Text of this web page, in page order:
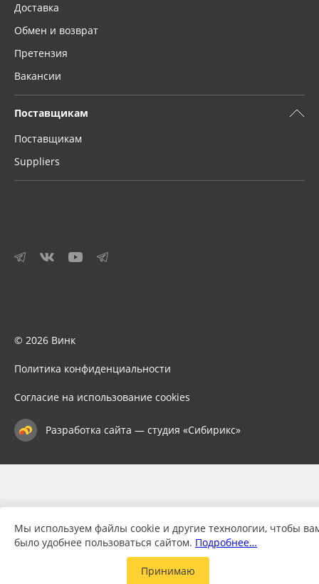
Доставка
Обмен и возврат
Претензия
Вакансии
Поставщикам
Поставщикам
Suppliers
© 2026 Винк
Политика конфиденциальности
Согласие на использование cookies
Разработка сайта — студия «Сибирикс»
Мы используем файлы cookie и другие технологии, чтобы
было удобнее пользоваться сайтом. Подробнее…
Принимаю